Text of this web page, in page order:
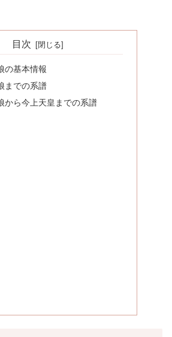
目次
の基本情報
までの系譜
から今上天皇までの系譜